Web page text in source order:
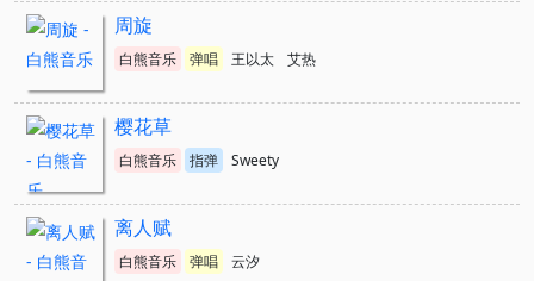
周旋
白熊音乐 弹唱 王以太 艾热
樱花草
白熊音乐 指弹 Sweety
离人赋
白熊音乐 弹唱 云汐